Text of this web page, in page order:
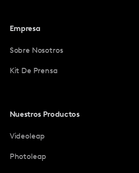
Empresa
Sobre Nosotros
Kit De Prensa
Nuestros Productos
Videoleap
Photoleap